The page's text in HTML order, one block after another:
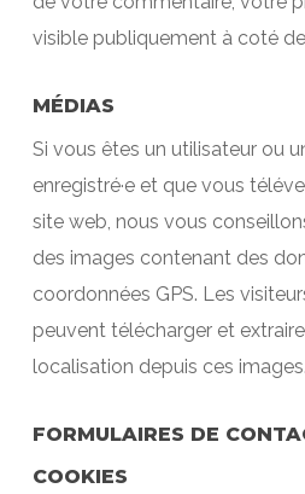
visible publiquement à coté
MÉDIAS
Si vous êtes un utilisateur ou
enregistré·e et que vous
site web, nous vous
des images contenant des
coordonnées GPS. Les
peuvent télécharger et
localisation depuis ces images.
FORMULAIRES DE
COOKIES